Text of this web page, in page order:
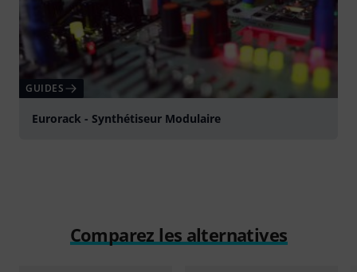
GUIDES
Eurorack - Synthétiseur Modulaire
Comparez les alternatives